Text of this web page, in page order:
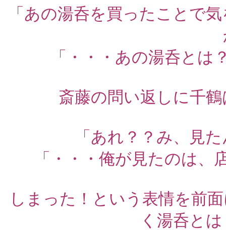
「あの湯呑を買ったことで
「・・・あの湯呑と
斎藤の問い返しに千
「あれ？？み、見
「・・・俺が見たのは
しまった！という表情を前
く湯呑と